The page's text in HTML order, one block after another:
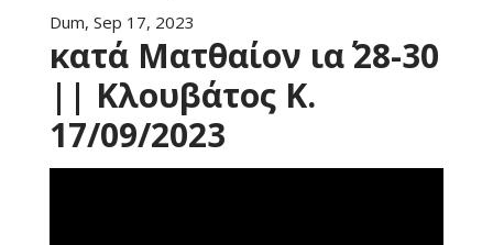
Dum, Sep 17, 2023
κατά Ματθαίον ια΄ 28-30
|| Κλουβάτος Κ.
17/09/2023